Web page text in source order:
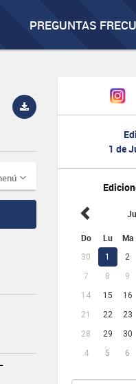
PREGUNTAS
1 de
Do Lu Ma
30 1 2
7
8 9
14
15 16
21
22 23
28
29 30
4
5 6